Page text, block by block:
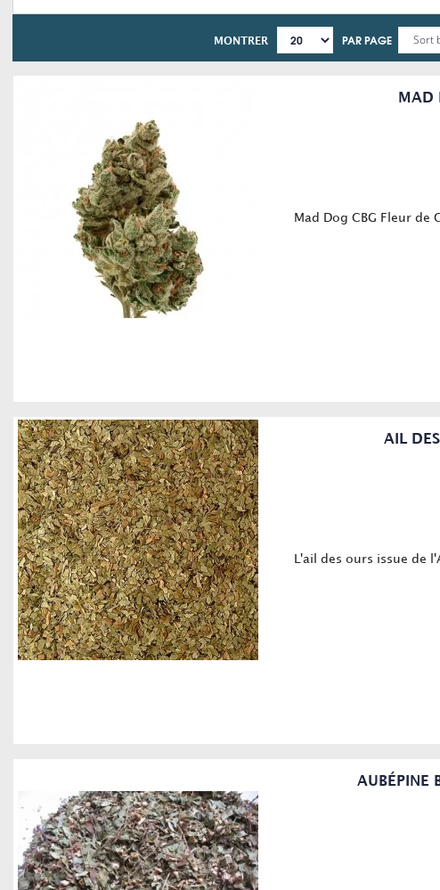
MONTRER PAR PAGE
MAD
Mad Dog CBG Fleur de
AIL
L'ail des ours issue de
AUBÉPINE